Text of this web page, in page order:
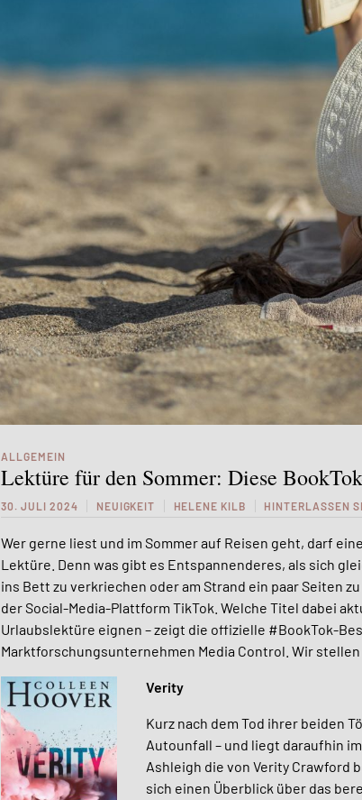
ALLGEMEIN
Lektüre für den Sommer: Diese
30. JULI 2024 NEUIGKEIT HELENE KILB HINTERLASSEN
Wer gerne liest und im Sommer auf Reisen geht, darf
Lektüre. Denn was gibt es Entspannenderes, als sich
ins Bett zu verkriechen oder am Strand ein paar Seiten
der Social-Media-Plattform TikTok. Welche Titel dabei
Urlaubslektüre eignen – zeigt die offizielle #BookTok-
Marktforschungsunternehmen Media Control. Wir
Verity
Kurz nach dem Tod ihrer beiden
Autounfall – und liegt daraufhin
Ashleigh die von Verity Crawford
sich einen Überblick über das